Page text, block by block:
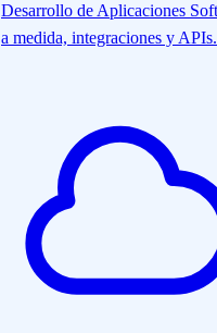
Desarrollo de Aplicaciones
a medida, integraciones y APIs.